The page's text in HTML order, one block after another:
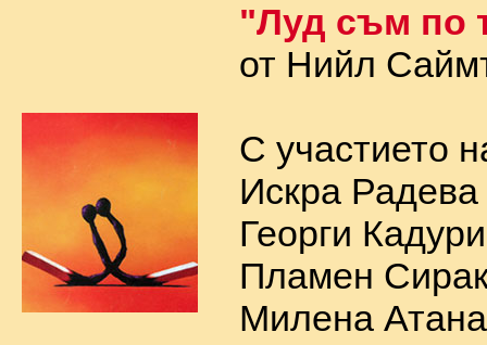
"Луд съм по
от Нийл
С участието
Искра
Георги
Пламен
Милена